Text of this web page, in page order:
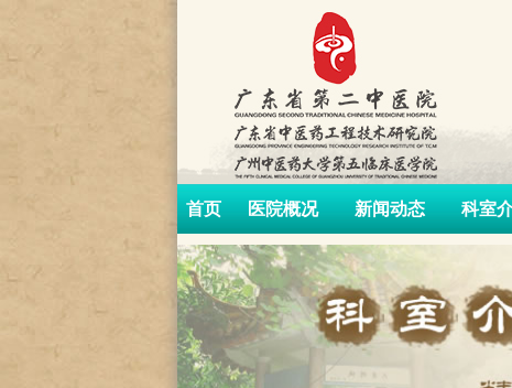
首页 医院概况 新闻动态 科室